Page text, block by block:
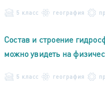
5 класс география
Состав и строение
можно увидеть на
5 класс география